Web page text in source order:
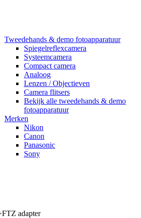
Tweedehands & demo fotoapparatuur
Spiegelreflexcamera
Systeemcamera
Compact camera
Analoog
Lenzen / Objectieven
Camera flitsers
Bekijk alle tweedehands & demo
fotoapparatuur
Merken
Nikon
Canon
Panasonic
Sony
adapter